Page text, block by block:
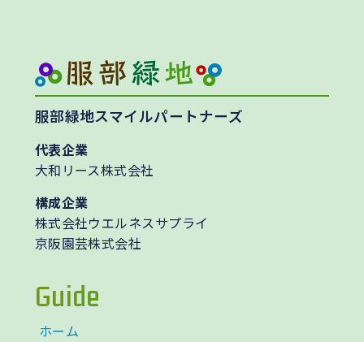
服部緑地スマイルパートナーズ
代表企業
大和リース株式会社
構成企業
株式会社ウエルネスサプライ
京阪園芸株式会社
Guide
ホーム